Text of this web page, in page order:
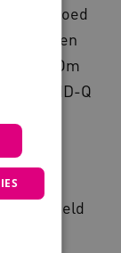
LVB goed
geen
Om
SumID-Q
in
bedoeld